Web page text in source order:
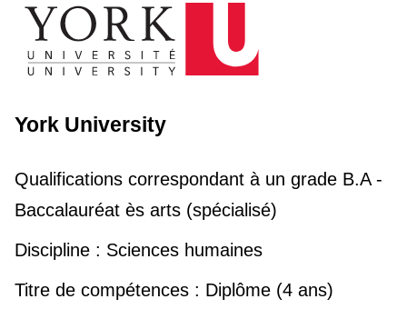
York University
Qualifications correspondant à un gradeB.A -
Baccalauréat ès arts (spécialisé)
Discipline : Sciences humaines
Titre de compétences : Diplôme (4 ans)